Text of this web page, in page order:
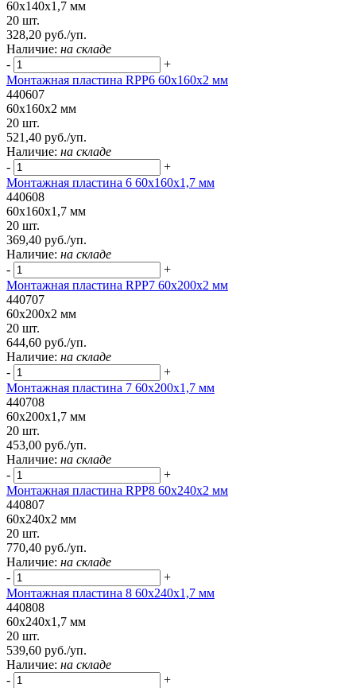
60x140x1,7 мм
20 шт.
328,20 руб./уп.
Наличие: на складе
-
+
Монтажная пластина RPP6 60x160x2 мм
440607
60x160x2 мм
20 шт.
521,40 руб./уп.
Наличие: на складе
-
+
Монтажная пластина 6 60x160x1,7 мм
440608
60x160x1,7 мм
20 шт.
369,40 руб./уп.
Наличие: на складе
-
+
Монтажная пластина RPP7 60x200x2 мм
440707
60x200x2 мм
20 шт.
644,60 руб./уп.
Наличие: на складе
-
+
Монтажная пластина 7 60x200x1,7 мм
440708
60x200x1,7 мм
20 шт.
453,00 руб./уп.
Наличие: на складе
-
+
Монтажная пластина RPP8 60x240x2 мм
440807
60x240x2 мм
20 шт.
770,40 руб./уп.
Наличие: на складе
-
+
Монтажная пластина 8 60x240x1,7 мм
440808
60x240x1,7 мм
20 шт.
539,60 руб./уп.
Наличие: на складе
-
+